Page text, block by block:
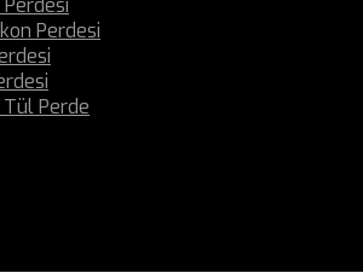
Perdesi
Perde